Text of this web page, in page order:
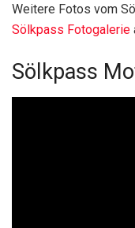
Weitere Fotos vom
Sölkpass Fotogalerie
Sölkpass